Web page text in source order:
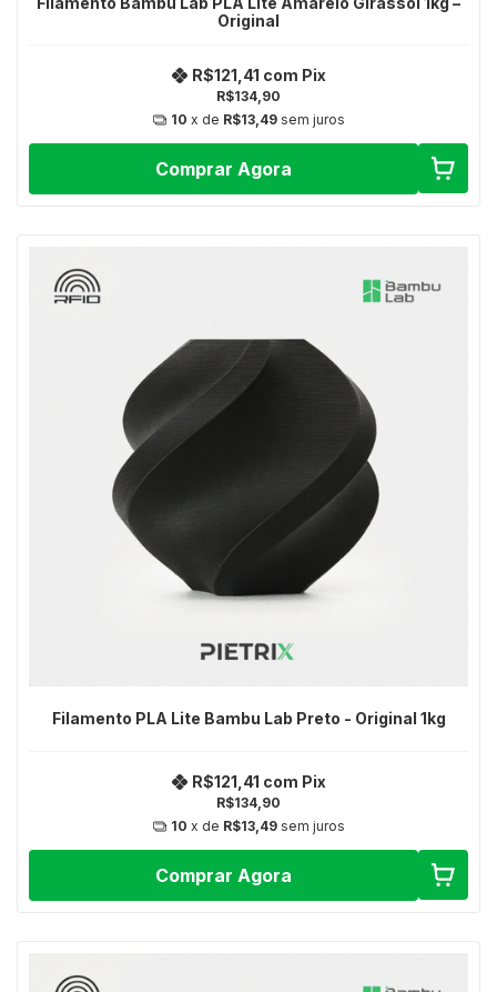
Original
R$134,90
R$121,41 com Pix
10 x de R$13,49 sem juros
Comprar Agora
Filamento PLA Lite Bambu Lab Preto - Original 1kg
R$134,90
R$121,41 com Pix
10 x de R$13,49 sem juros
Comprar Agora